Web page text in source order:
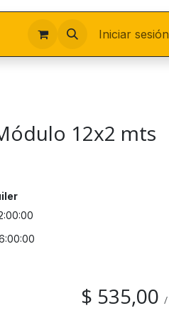
Iniciar sesión
12x2 mts
$ 535,00 /